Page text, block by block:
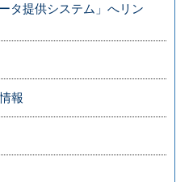
タ提供システム」へリン
報